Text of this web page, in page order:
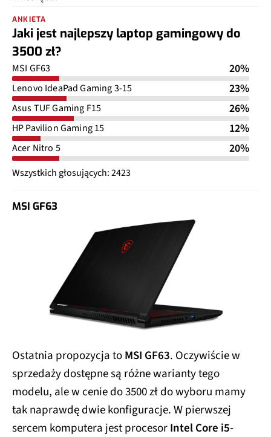
ANKIETA
Jaki jest najlepszy laptop gamingowy do
3500 zł?
MSI GF63 20%
Lenovo IdeaPad Gaming 3-15 23%
Asus TUF Gaming F15 26%
HP Pavilion Gaming 15 12%
Acer Nitro 5 20%
Wszystkich głosujących: 2423
MSI GF63
Ostatnia propozycja toMSI GF63. Oczywiście w
sprzedaży dostępne są różne warianty tego
modelu, ale w cenie do 3500 zł do wyboru mamy
tak naprawdę dwie konfiguracje. W pierwszej
sercem komputera jest procesorIntel Core i5-